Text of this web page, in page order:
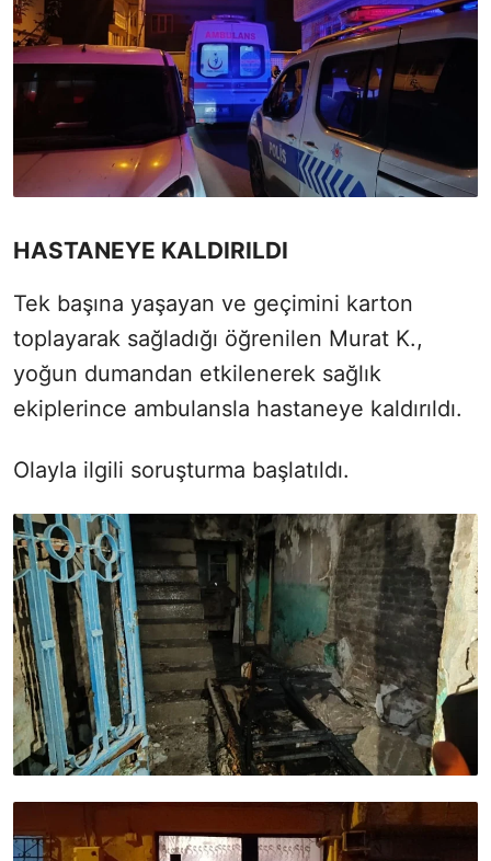
HASTANEYE KALDIRILDI
Tek başına yaşayan ve geçimini karton
toplayarak sağladığı öğrenilen Murat K.,
yoğun dumandan etkilenerek sağlık
ekiplerince ambulansla hastaneye kaldırıldı.
Olayla ilgili soruşturma başlatıldı.